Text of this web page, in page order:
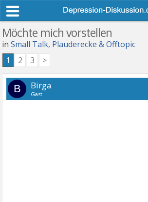
Möchte mich vorstellen
inSmall Talk, Plauderecke & Offtopic
1 2 3 >
B Birga
Gast